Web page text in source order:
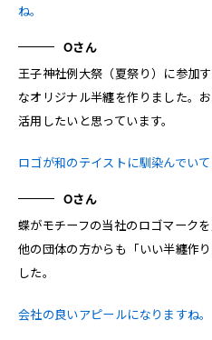
ね。
Oさん
王子神社例大祭（夏祭り）に参加
なオリジナル半纏を作りました。
活用したいと思っています。
ロゴが和のテイストに馴染んでい
Oさん
蝶がモチーフの当社のロゴマーク
他の団体の方からも「いい半纏作
した。
会社の良いアピールになりますね。